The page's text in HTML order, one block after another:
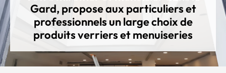
Gard, propose aux particuliers et
professionnels un large choix de
produits verriers et menuiseries